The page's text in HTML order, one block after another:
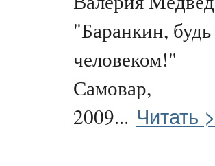
"Баранкин, будь
человеком!"
Самовар,
2009... Читать